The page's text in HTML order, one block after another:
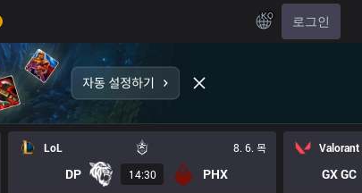
KO 로그인
LoL 8. 6. 목
DP 14:30 PHX
Valorant
GX GC